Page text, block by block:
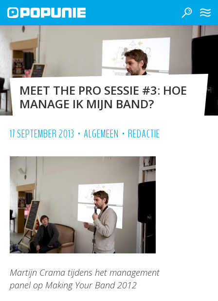
MEET THE PRO SESSIE #3: HOE
MANAGE IK MIJN BAND?
17 SEPTEMBER 2013 • ALGEMEEN • REDACTIE
Martijn Crama tijdens het management
panel op Making Your Band 2012